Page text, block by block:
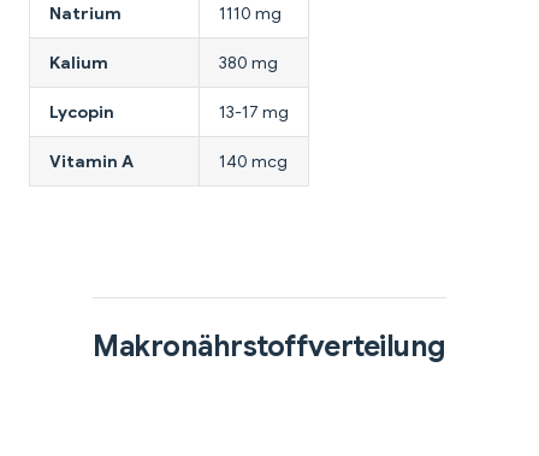
Natrium 1110 mg
Kalium 380 mg
Lycopin 13-17 mg
Vitamin A 140 mcg
Makronährstoffverteilung